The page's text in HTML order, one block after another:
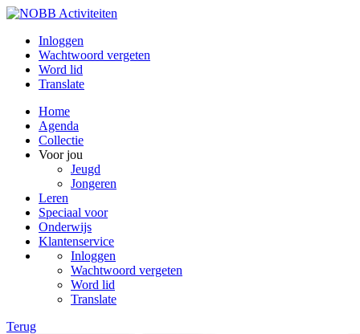
Inloggen
Wachtwoord vergeten
Word lid
Translate
Home
Agenda
Collectie
Voor jou
Jeugd
Jongeren
Leren
Speciaal voor
Onderwijs
Klantenservice
Inloggen
Wachtwoord vergeten
Word lid
Translate
Terug